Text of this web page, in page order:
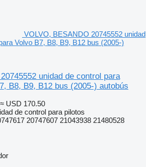
VOLVO, BESANDO 20745552 unidad
Volvo B7, B8, B9, B12 bus (2005-)
unidad de control para
B8, B9, B12 bus (2005-) autobús
≈ USD 170.50
de control para pilotos
20747607 21043938 21480528